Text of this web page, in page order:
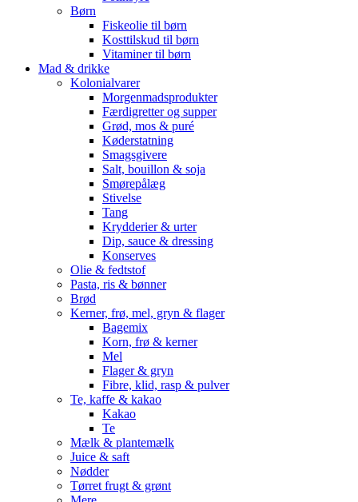
Børn
Fiskeolie til børn
Kosttilskud til børn
Vitaminer til børn
Mad & drikke
Kolonialvarer
Morgenmadsprodukter
Færdigretter og supper
Grød, mos & puré
Køderstatning
Smagsgivere
Salt, bouillon & soja
Smørepålæg
Stivelse
Tang
Krydderier & urter
Dip, sauce & dressing
Konserves
Olie & fedtstof
Pasta, ris & bønner
Brød
Kerner, frø, mel, gryn & flager
Bagemix
Korn, frø & kerner
Mel
Flager & gryn
Fibre, klid, rasp & pulver
Te, kaffe & kakao
Kakao
Te
Mælk & plantemælk
Juice & saft
Nødder
Tørret frugt & grønt